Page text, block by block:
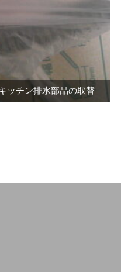
ッチン排水部品の取替